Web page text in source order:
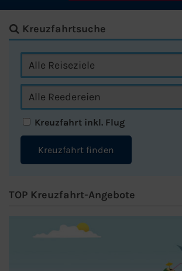
Kreuzfahrtsuche
Kreuzfahrt inkl. Flug
Kreuzfahrt finden
TOP Kreuzfahrt-Angebote